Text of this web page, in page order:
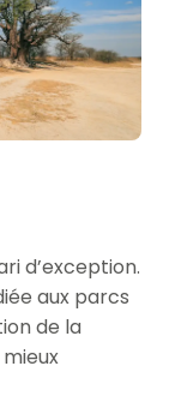
d’exception.
aux parcs
de la